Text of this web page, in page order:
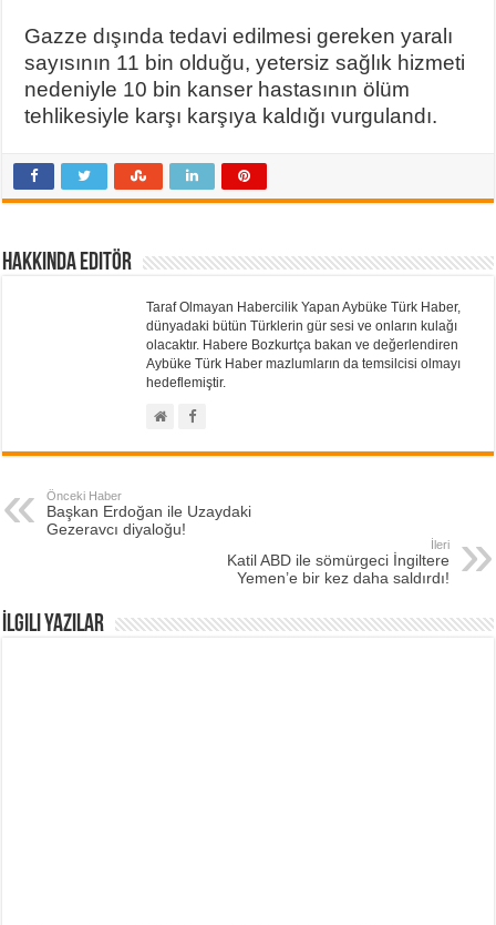
Gazze dışında tedavi edilmesi gereken yaralı
sayısının 11 bin olduğu, yetersiz sağlık hizmeti
nedeniyle 10 bin kanser hastasının ölüm
tehlikesiyle karşı karşıya kaldığı vurgulandı.
Hakkında Editör
Taraf Olmayan Habercilik Yapan Aybüke Türk Haber,
dünyadaki bütün Türklerin gür sesi ve onların kulağı
olacaktır. Habere Bozkurtça bakan ve değerlendiren
Aybüke Türk Haber mazlumların da temsilcisi olmayı
hedeflemiştir.
Önceki Haber
Başkan Erdoğan ile Uzaydaki
Gezeravcı diyaloğu!
İleri
Katil ABD ile sömürgeci İngiltere
Yemen’e bir kez daha saldırdı!
İlgili Yazılar